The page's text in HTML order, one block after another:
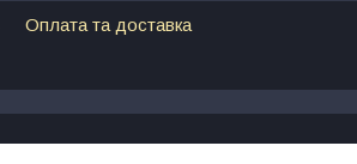
Оплата та доставка